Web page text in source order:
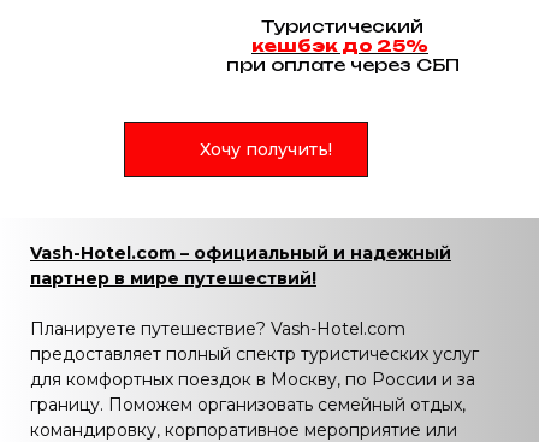
Хочу получить!
Туристический
кешбэк до 25%
при оплате через СБП
Vash-Hotel.com – официальный и надежный
партнер в мире путешествий!
Планируете путешествие? Vash-Hotel.com
предоставляет полный спектр туристических услуг
для комфортных поездок в Москву, по России и за
границу. Поможем организовать семейный отдых,
командировку, корпоративное мероприятие или